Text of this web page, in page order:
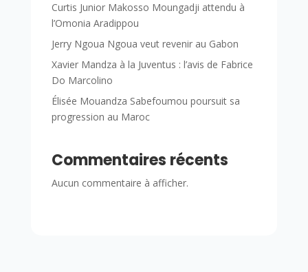
Curtis Junior Makosso Moungadji attendu à
l’Omonia Aradippou
Jerry Ngoua Ngoua veut revenir au Gabon
Xavier Mandza à la Juventus : l’avis de Fabrice
Do Marcolino
Élisée Mouandza Sabefoumou poursuit sa
progression au Maroc
Commentaires récents
Aucun commentaire à afficher.